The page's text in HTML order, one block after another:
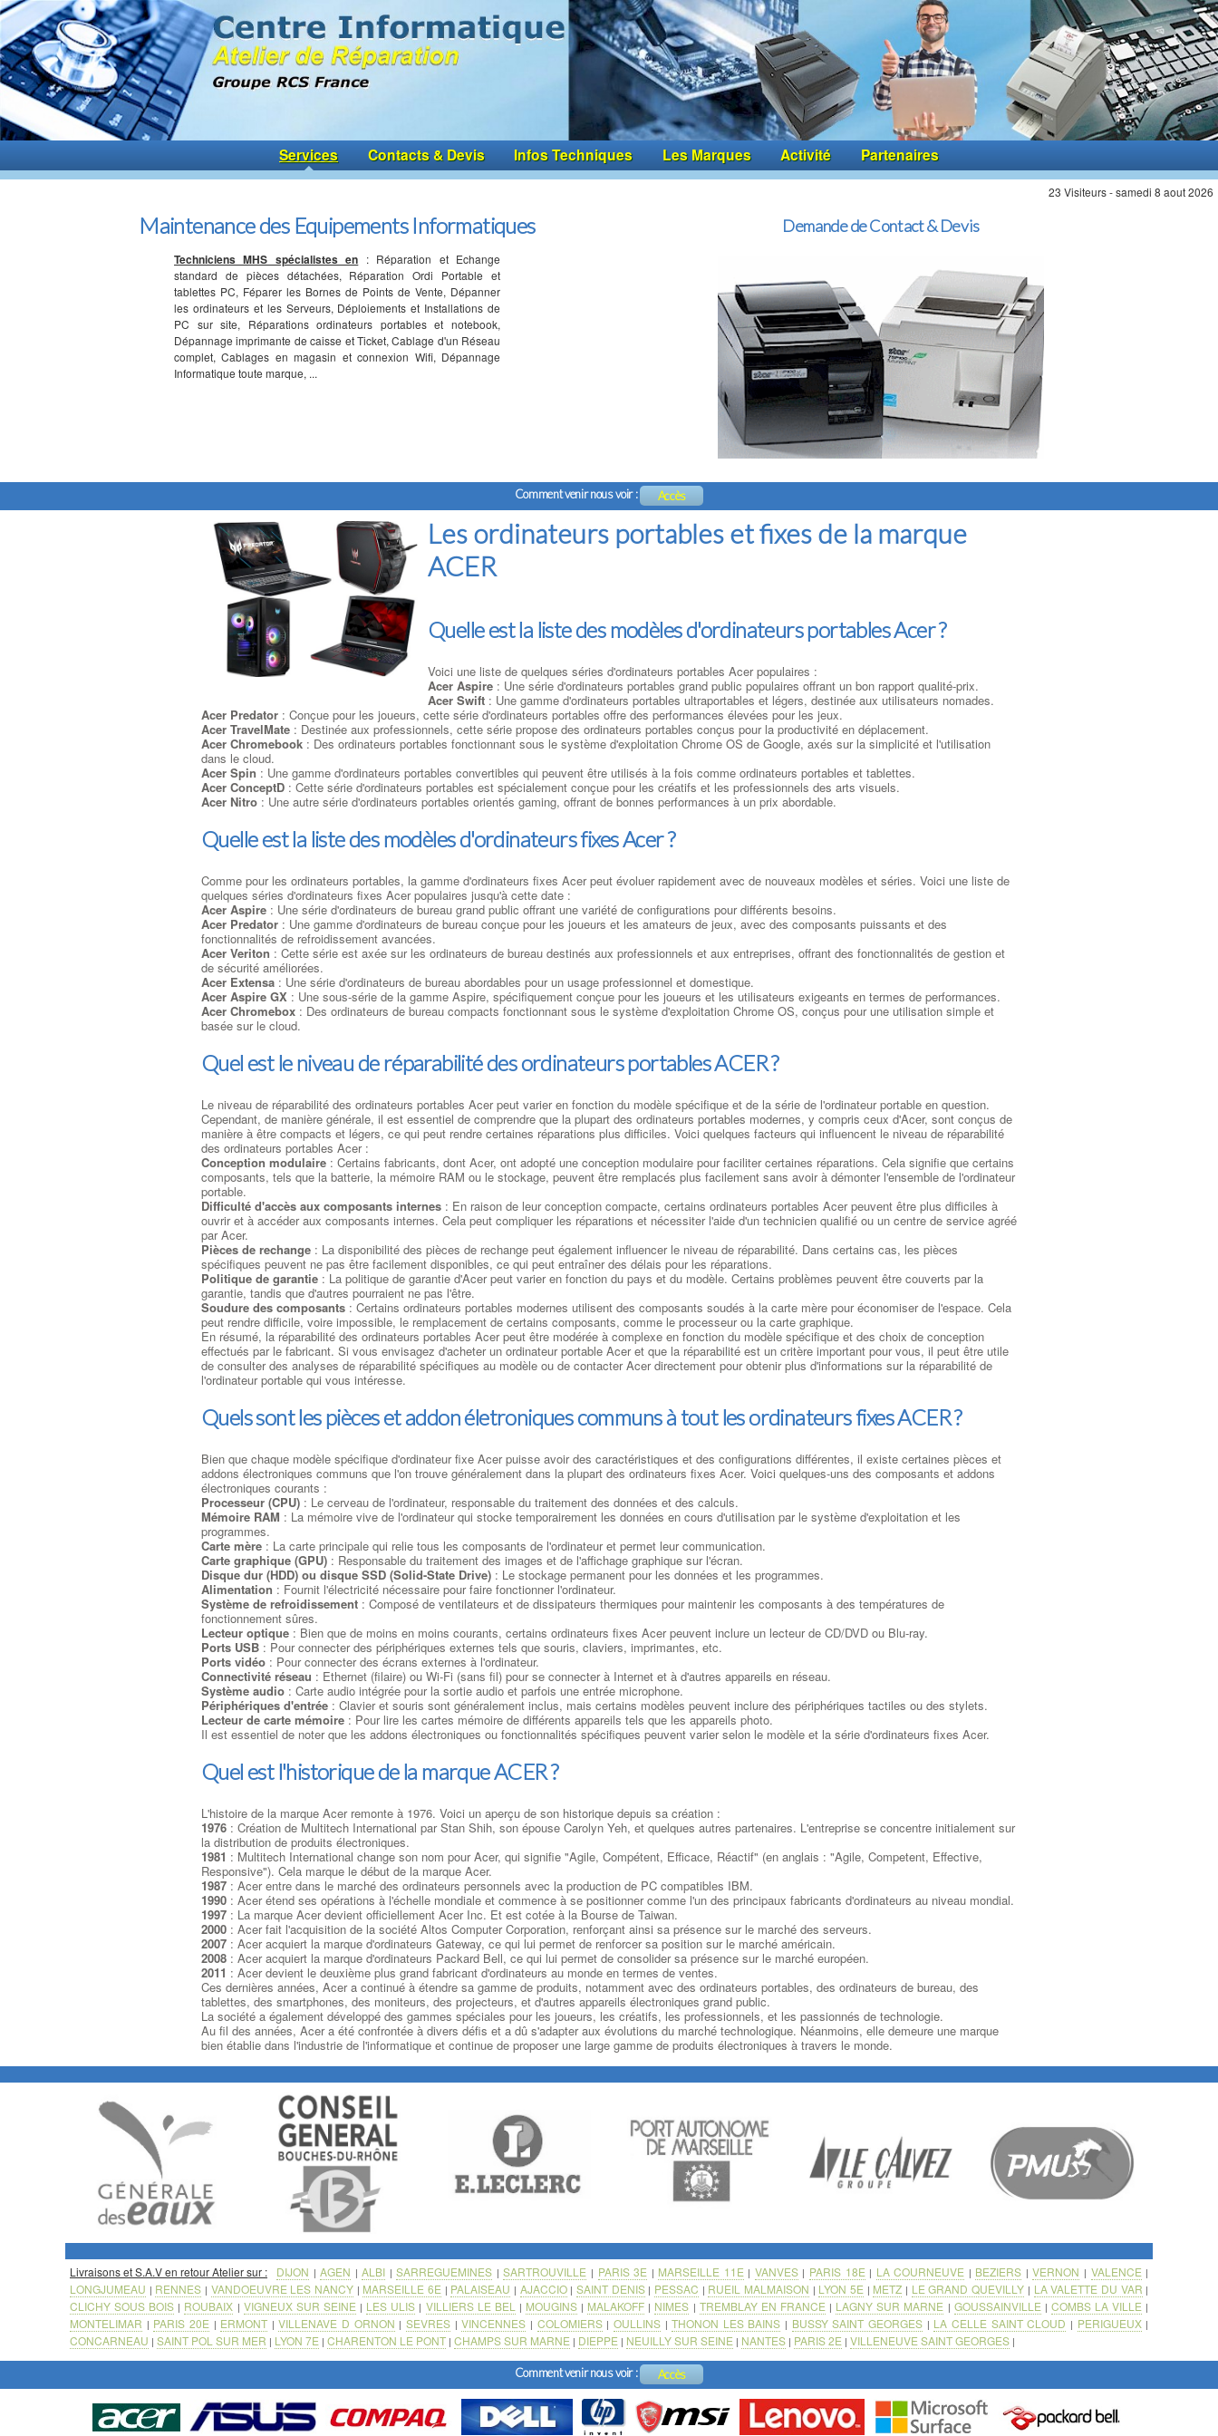
Services Contacts & Devis Infos Techniques Les Marques Activité Partenaires
23 Visiteurs - samedi 8 aout 2026
Maintenance des Equipements Informatiques
Techniciens MHS spécialistes en : Réparation et Echange
standard de pièces détachées, Réparation Ordi Portable et
tablettes PC, Féparer les Bornes de Points de Vente, Dépanner
les ordinateurs et les Serveurs, Déploiements et Installations de
PC sur site, Réparations ordinateurs portables et notebook,
Dépannage imprimante de caisse et Ticket, Cablage d'un Réseau
complet, Cablages en magasin et connexion Wifi, Dépannage
Informatique toute marque, ...
Demande de Contact & Devis
Comment venir nous voir : Accès
Les ordinateurs portables et fixes de la marque
ACER
Quelle est la liste des modèles d'ordinateurs portables Acer ?
Voici une liste de quelques séries d'ordinateurs portables Acer populaires :
Acer Aspire : Une série d'ordinateurs portables grand public populaires offrant un bon rapport qualité-prix.
Acer Swift : Une gamme d'ordinateurs portables ultraportables et légers, destinée aux utilisateurs nomades.
Acer Predator : Conçue pour les joueurs, cette série d'ordinateurs portables offre des performances élevées pour les jeux.
Acer TravelMate : Destinée aux professionnels, cette série propose des ordinateurs portables conçus pour la productivité en déplacement.
Acer Chromebook : Des ordinateurs portables fonctionnant sous le système d'exploitation Chrome OS de Google, axés sur la simplicité et l'utilisation
dans le cloud.
Acer Spin : Une gamme d'ordinateurs portables convertibles qui peuvent être utilisés à la fois comme ordinateurs portables et tablettes.
Acer ConceptD : Cette série d'ordinateurs portables est spécialement conçue pour les créatifs et les professionnels des arts visuels.
Acer Nitro : Une autre série d'ordinateurs portables orientés gaming, offrant de bonnes performances à un prix abordable.
Quelle est la liste des modèles d'ordinateurs fixes Acer ?
Comme pour les ordinateurs portables, la gamme d'ordinateurs fixes Acer peut évoluer rapidement avec de nouveaux modèles et séries. Voici une liste de
quelques séries d'ordinateurs fixes Acer populaires jusqu'à cette date :
Acer Aspire : Une série d'ordinateurs de bureau grand public offrant une variété de configurations pour différents besoins.
Acer Predator : Une gamme d'ordinateurs de bureau conçue pour les joueurs et les amateurs de jeux, avec des composants puissants et des
fonctionnalités de refroidissement avancées.
Acer Veriton : Cette série est axée sur les ordinateurs de bureau destinés aux professionnels et aux entreprises, offrant des fonctionnalités de gestion et
de sécurité améliorées.
Acer Extensa : Une série d'ordinateurs de bureau abordables pour un usage professionnel et domestique.
Acer Aspire GX : Une sous-série de la gamme Aspire, spécifiquement conçue pour les joueurs et les utilisateurs exigeants en termes de performances.
Acer Chromebox : Des ordinateurs de bureau compacts fonctionnant sous le système d'exploitation Chrome OS, conçus pour une utilisation simple et
basée sur le cloud.
Quel est le niveau de réparabilité des ordinateurs portables ACER ?
Le niveau de réparabilité des ordinateurs portables Acer peut varier en fonction du modèle spécifique et de la série de l'ordinateur portable en question.
Cependant, de manière générale, il est essentiel de comprendre que la plupart des ordinateurs portables modernes, y compris ceux d'Acer, sont conçus de
manière à être compacts et légers, ce qui peut rendre certaines réparations plus difficiles. Voici quelques facteurs qui influencent le niveau de réparabilité
des ordinateurs portables Acer :
Conception modulaire : Certains fabricants, dont Acer, ont adopté une conception modulaire pour faciliter certaines réparations. Cela signifie que certains
composants, tels que la batterie, la mémoire RAM ou le stockage, peuvent être remplacés plus facilement sans avoir à démonter l'ensemble de l'ordinateur
portable.
Difficulté d'accès aux composants internes : En raison de leur conception compacte, certains ordinateurs portables Acer peuvent être plus difficiles à
ouvrir et à accéder aux composants internes. Cela peut compliquer les réparations et nécessiter l'aide d'un technicien qualifié ou un centre de service agréé
par Acer.
Pièces de rechange : La disponibilité des pièces de rechange peut également influencer le niveau de réparabilité. Dans certains cas, les pièces
spécifiques peuvent ne pas être facilement disponibles, ce qui peut entraîner des délais pour les réparations.
Politique de garantie : La politique de garantie d'Acer peut varier en fonction du pays et du modèle. Certains problèmes peuvent être couverts par la
garantie, tandis que d'autres pourraient ne pas l'être.
Soudure des composants : Certains ordinateurs portables modernes utilisent des composants soudés à la carte mère pour économiser de l'espace. Cela
peut rendre difficile, voire impossible, le remplacement de certains composants, comme le processeur ou la carte graphique.
En résumé, la réparabilité des ordinateurs portables Acer peut être modérée à complexe en fonction du modèle spécifique et des choix de conception
effectués par le fabricant. Si vous envisagez d'acheter un ordinateur portable Acer et que la réparabilité est un critère important pour vous, il peut être utile
de consulter des analyses de réparabilité spécifiques au modèle ou de contacter Acer directement pour obtenir plus d'informations sur la réparabilité de
l'ordinateur portable qui vous intéresse.
Quels sont les pièces et addon életroniques communs à tout les ordinateurs fixes ACER ?
Bien que chaque modèle spécifique d'ordinateur fixe Acer puisse avoir des caractéristiques et des configurations différentes, il existe certaines pièces et
addons électroniques communs que l'on trouve généralement dans la plupart des ordinateurs fixes Acer. Voici quelques-uns des composants et addons
électroniques courants :
Processeur (CPU) : Le cerveau de l'ordinateur, responsable du traitement des données et des calculs.
Mémoire RAM : La mémoire vive de l'ordinateur qui stocke temporairement les données en cours d'utilisation par le système d'exploitation et les
programmes.
Carte mère : La carte principale qui relie tous les composants de l'ordinateur et permet leur communication.
Carte graphique (GPU) : Responsable du traitement des images et de l'affichage graphique sur l'écran.
Disque dur (HDD) ou disque SSD (Solid-State Drive) : Le stockage permanent pour les données et les programmes.
Alimentation : Fournit l'électricité nécessaire pour faire fonctionner l'ordinateur.
Système de refroidissement : Composé de ventilateurs et de dissipateurs thermiques pour maintenir les composants à des températures de
fonctionnement sûres.
Lecteur optique : Bien que de moins en moins courants, certains ordinateurs fixes Acer peuvent inclure un lecteur de CD/DVD ou Blu-ray.
Ports USB : Pour connecter des périphériques externes tels que souris, claviers, imprimantes, etc.
Ports vidéo : Pour connecter des écrans externes à l'ordinateur.
Connectivité réseau : Ethernet (filaire) ou Wi-Fi (sans fil) pour se connecter à Internet et à d'autres appareils en réseau.
Système audio : Carte audio intégrée pour la sortie audio et parfois une entrée microphone.
Périphériques d'entrée : Clavier et souris sont généralement inclus, mais certains modèles peuvent inclure des périphériques tactiles ou des stylets.
Lecteur de carte mémoire : Pour lire les cartes mémoire de différents appareils tels que les appareils photo.
Il est essentiel de noter que les addons électroniques ou fonctionnalités spécifiques peuvent varier selon le modèle et la série d'ordinateurs fixes Acer.
Quel est l'historique de la marque ACER ?
L'histoire de la marque Acer remonte à 1976. Voici un aperçu de son historique depuis sa création :
1976 : Création de Multitech International par Stan Shih, son épouse Carolyn Yeh, et quelques autres partenaires. L'entreprise se concentre initialement sur
la distribution de produits électroniques.
1981 : Multitech International change son nom pour Acer, qui signifie "Agile, Compétent, Efficace, Réactif" (en anglais : "Agile, Competent, Effective,
Responsive"). Cela marque le début de la marque Acer.
1987 : Acer entre dans le marché des ordinateurs personnels avec la production de PC compatibles IBM.
1990 : Acer étend ses opérations à l'échelle mondiale et commence à se positionner comme l'un des principaux fabricants d'ordinateurs au niveau mondial.
1997 : La marque Acer devient officiellement Acer Inc. Et est cotée à la Bourse de Taiwan.
2000 : Acer fait l'acquisition de la société Altos Computer Corporation, renforçant ainsi sa présence sur le marché des serveurs.
2007 : Acer acquiert la marque d'ordinateurs Gateway, ce qui lui permet de renforcer sa position sur le marché américain.
2008 : Acer acquiert la marque d'ordinateurs Packard Bell, ce qui lui permet de consolider sa présence sur le marché européen.
2011 : Acer devient le deuxième plus grand fabricant d'ordinateurs au monde en termes de ventes.
Ces dernières années, Acer a continué à étendre sa gamme de produits, notamment avec des ordinateurs portables, des ordinateurs de bureau, des
tablettes, des smartphones, des moniteurs, des projecteurs, et d'autres appareils électroniques grand public.
La société a également développé des gammes spéciales pour les joueurs, les créatifs, les professionnels, et les passionnés de technologie.
Au fil des années, Acer a été confrontée à divers défis et a dû s'adapter aux évolutions du marché technologique. Néanmoins, elle demeure une marque
bien établie dans l'industrie de l'informatique et continue de proposer une large gamme de produits électroniques à travers le monde.
Livraisons et S.A.V en retour Atelier sur : DIJON |AGEN |ALBI |SARREGUEMINES |SARTROUVILLE | PARIS 3E | MARSEILLE 11E| VANVES| PARIS 18E| LA COURNEUVE | BEZIERS |VERNON | VALENCE|
LONGJUMEAU | RENNES | VANDOEUVRE LES NANCY | MARSEILLE 6E | PALAISEAU | AJACCIO|SAINT DENIS| PESSAC | RUEIL MALMAISON | LYON 5E | METZ | LE GRAND QUEVILLY | LA VALETTE DU VAR |
CLICHY SOUS BOIS | ROUBAIX | VIGNEUX SUR SEINE| LES ULIS | VILLIERS LE BEL | MOUGINS | MALAKOFF | NIMES | TREMBLAY EN FRANCE| LAGNY SUR MARNE | GOUSSAINVILLE| COMBS LA VILLE |
MONTELIMAR | PARIS 20E| ERMONT |VILLENAVE D ORNON |SEVRES |VINCENNES | COLOMIERS| OULLINS|THONON LES BAINS | BUSSY SAINT GEORGES | LA CELLE SAINT CLOUD | PERIGUEUX|
CONCARNEAU | SAINT POL SUR MER | LYON 7E | CHARENTON LE PONT | CHAMPS SUR MARNE | DIEPPE | NEUILLY SUR SEINE | NANTES | PARIS 2E | VILLENEUVE SAINT GEORGES |
Comment venir nous voir : Accès